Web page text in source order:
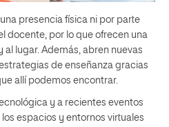
presencia física ni por parte
docente, por lo que ofrecen una
lugar. Además, abren nuevas
de enseñanza gracias
allí podemos encontrar.
y a recientes eventos
espacios y entornos virtuales